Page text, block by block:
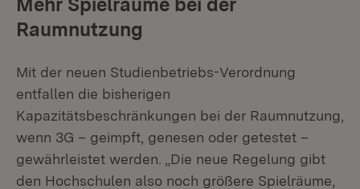
Raumnutzung
Mit der neuen Studienbetriebs-Verordnung
entfallen die bisherigen
Kapazitätsbeschränkungen bei der Raumnutzung,
wenn 3G – geimpft, genesen oder getestet –
gewährleistet werden. „Die neue Regelung gibt
den Hochschulen also noch größere Spielräume,